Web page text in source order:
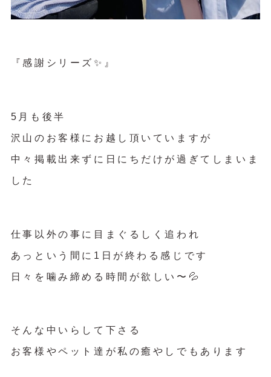
『感謝シリーズ✨』
5月も後半
沢山のお客様にお越し頂いていますが
中々掲載出来ずに日にちだけが過ぎてしまいま
した
仕事以外の事に目まぐるしく追われ
あっという間に1日が終わる感じです
日々を噛み締める時間が欲しい〜💦
そんな中いらして下さる
お客様やペット達が私の癒やしでもあります